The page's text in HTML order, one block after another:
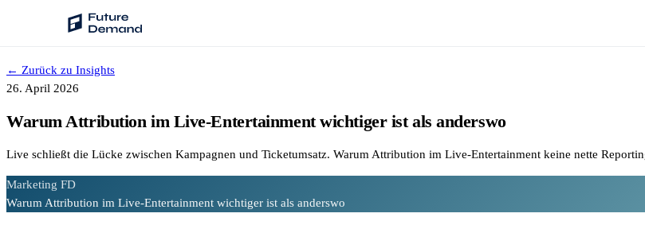
PLATTFORM
✦
Audience Intelligence
Taste-Cluster-Technologie
Nachfrageprognose
← Zurück zu Insights
26. April 2026
Warum Attribution im Live-Entertainment wichtiger ist als anderswo
Live schließt die Lücke zwischen Kampagnen und Ticketumsatz. Warum Attribution im Live-Entertainment keine nette
Marketing FD
Warum Attribution im Live-Entertainment wichtiger ist als anderswo